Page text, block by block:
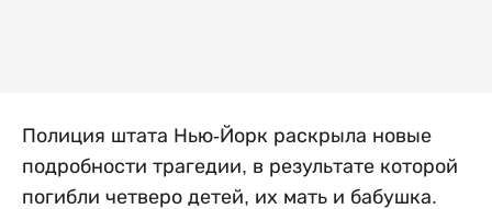
Полиция штата Нью-Йорк раскрыла новые
подробности трагедии, в результате которой
погибли четверо детей, их мать и бабушка.